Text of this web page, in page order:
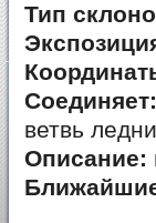
Тип
Соединяет:
ветвь
Описание: